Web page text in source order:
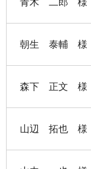
朝生 泰輔 様
森下 正文 様
山辺 拓也 様